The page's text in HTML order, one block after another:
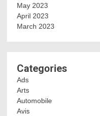
May 2023
April 2023
March 2023
Categories
Ads
Arts
Automobile
Avis